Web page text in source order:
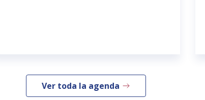
Ver toda la agenda